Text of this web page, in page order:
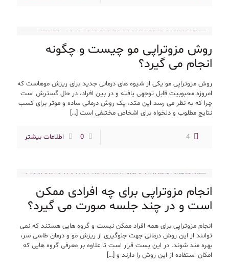
روش مزوتراپی مو چیست و چگونه
انجام می گیرد؟
روش مزوتراپی مو یکی از شیوه های درمانی جدید برای ریزش موهاست که
امروزه محبوبیت قابل توجهی یافته و در بین افراد، در حال گسترش است
چرا که به نظر می رسد این متد، یک روش درمانی ساده و موثر برای کسب
نتایج مطلوب و دلخواه برای اشخاص مختلفی است […]
4
0 اطلاعات بیشتر
انجام مزوتراپی برای چه افرادی ممکن
است و در چند جلسه صورت می گیرد؟
انجام مزوتراپی برای همه افراد ممکن نیست و گروه هایی هستند که نمی
توانند از این روش درمانی جهت جلوگیری از ریزش مو و درمان طاسی سر،
بهره مند شوند. در این پست قرار است تا علاوه بر معرفی گروه هایی که
امکان استفاده از این روش را دارند و […]